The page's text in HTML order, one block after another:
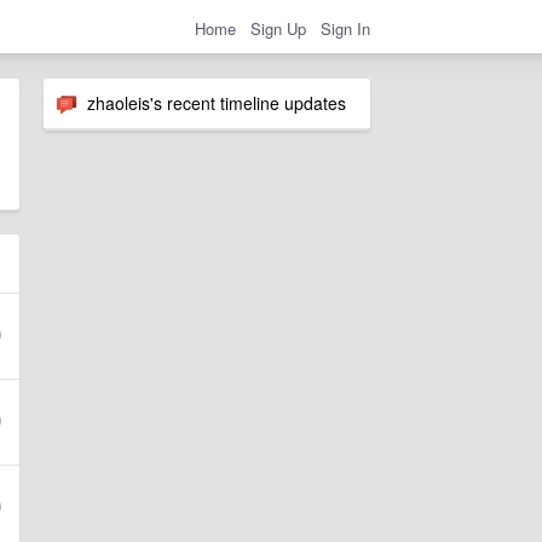
Home Sign Up Sign In
zhaoleis's recent timeline updates